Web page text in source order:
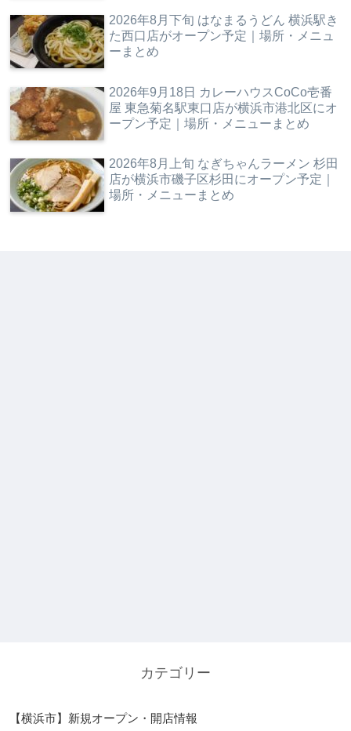
2026年8月下旬 はなまるうどん 横浜駅き
た西口店がオープン予定｜場所・メニュ
ーまとめ
2026年9月18日 カレーハウスCoCo壱番
屋 東急菊名駅東口店が横浜市港北区にオ
ープン予定｜場所・メニューまとめ
2026年8月上旬 なぎちゃんラーメン 杉田
店が横浜市磯子区杉田にオープン予定｜
場所・メニューまとめ
カテゴリー
【横浜市】新規オープン・開店情報